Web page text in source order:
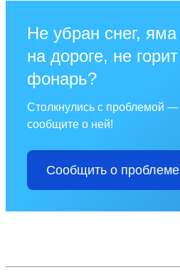
Не убран снег, яма
на дороге, не горит
фонарь?
Столкнулись с проблемой —
сообщите о ней!
Сообщить о проблеме